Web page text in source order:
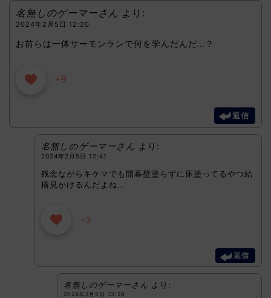
名無しのゲーマーさん より:
2024年2月5日 12:20
お前らは一体サーモンランで何を学んだんだ…？
+9
返信
名無しのゲーマーさん より:
2024年2月5日 12:41
残念ながらキケマでも開幕壁塗らずに床塗ってるやつ結
構見かけるんだよね…
+3
返信
名無しのゲーマーさん より:
2024年2月5日 13:28